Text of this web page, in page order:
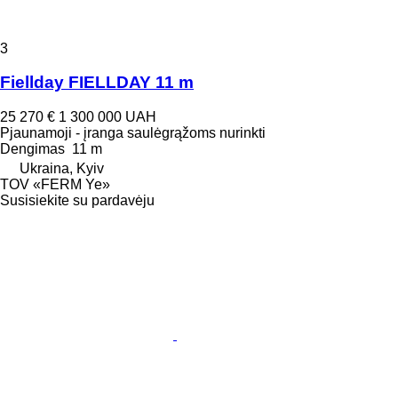
3
Fiellday FIELLDAY 11 m
25 270 € 1 300 000 UAH
Pjaunamoji - įranga saulėgrąžoms nurinkti
Dengimas 11 m
Ukraina, Kyiv
TOV «FERM Ye»
Susisiekite su pardavėju